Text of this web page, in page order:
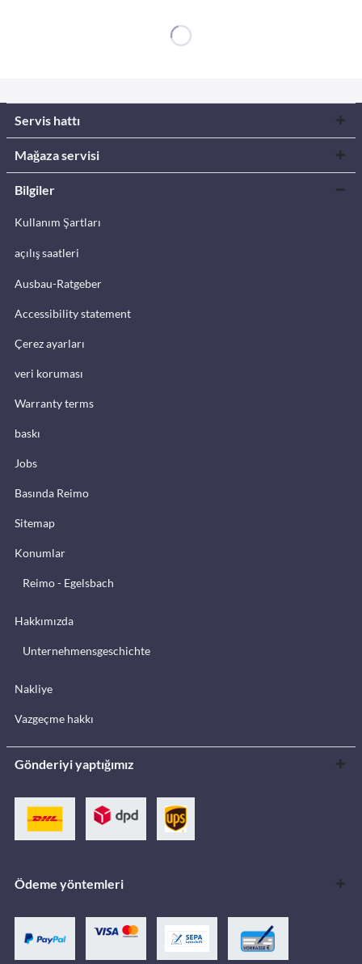
Servis hattı
Mağaza servisi
Bilgiler
Kullanım Şartları
açılış saatleri
Ausbau-Ratgeber
Accessibility statement
Çerez ayarları
veri koruması
Warranty terms
baskı
Jobs
Basında Reimo
Sitemap
Konumlar
Reimo - Egelsbach
Hakkımızda
Unternehmensgeschichte
Nakliye
Vazgeçme hakkı
Gönderiyi yaptığımız
Ödeme yöntemleri